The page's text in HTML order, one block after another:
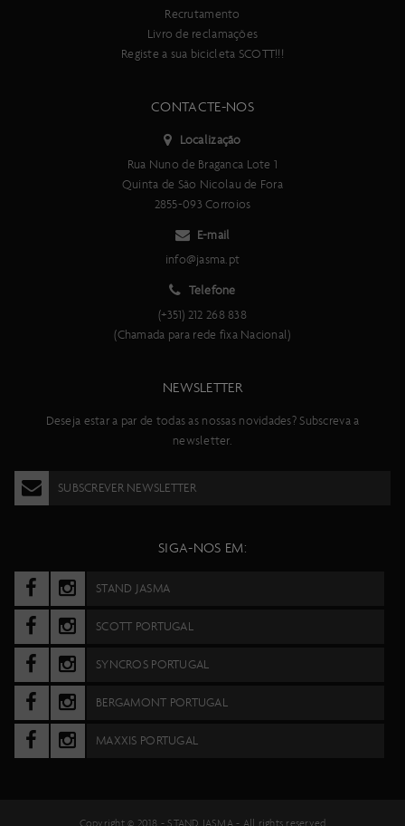
Recrutamento
Livro de reclamações
Registe a sua bicicleta SCOTT!!!
CONTACTE-NOS
Localização
Rua Nuno de Braganca Lote 1
Quinta de São Nicolau de Fora
2855-093 Corroios
E-mail
info@jasma.pt
Telefone
(+351) 212 268 838
(Chamada para rede fixa Nacional)
NEWSLETTER
Deseja estar a par de todas as nossas novidades? Subscreva a
newsletter.
SUBSCREVER NEWSLETTER
SIGA-NOS EM:
STAND JASMA
SCOTT PORTUGAL
SYNCROS PORTUGAL
BERGAMONT PORTUGAL
MAXXIS PORTUGAL
Copyright © 2018 -STAND JASMA - All rights reserved